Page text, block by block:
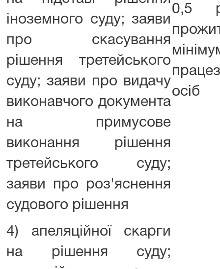
іноземного суду; заяви
про скасування
рішення третейського
суду; заяви про видачу
виконавчого документа
на примусове
виконання рішення
третейського суду;
заяви про роз'яснення
судового рішення
0,5
осіб
4) апеляційної скарги
на рішення суду;